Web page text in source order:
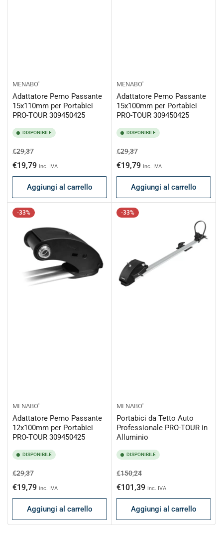
MENABO'
Adattatore Perno Passante
15x110mm per Portabici
PRO-TOUR 309450425
DISPONIBILE
Prezzo
di
listino
€29,37Prezzo
scontato
€19,79 inc. IVA
Aggiungi al carrello
MENABO'
Adattatore Perno Passante
15x100mm per Portabici
PRO-TOUR 309450425
DISPONIBILE
Prezzo
di
listino
€29,37Prezzo
scontato
€19,79 inc. IVA
Aggiungi al carrello
-33%
MENABO'
Adattatore Perno Passante
12x100mm per Portabici
PRO-TOUR 309450425
DISPONIBILE
Prezzo
di
listino
€29,37Prezzo
scontato
€19,79 inc. IVA
Aggiungi al carrello
-33%
MENABO'
Portabici da Tetto Auto
Professionale PRO-TOUR in
Alluminio
DISPONIBILE
Prezzo
di
listino
€150,24Prezzo
scontato
€101,39 inc. IVA
Aggiungi al carrello